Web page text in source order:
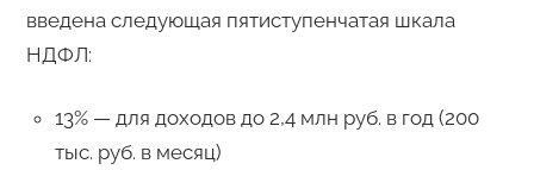
введена следующая пятиступенчатая шкала
НДФЛ:
13% — для доходов до 2,4 млн руб. в год (200
тыс. руб. в месяц)